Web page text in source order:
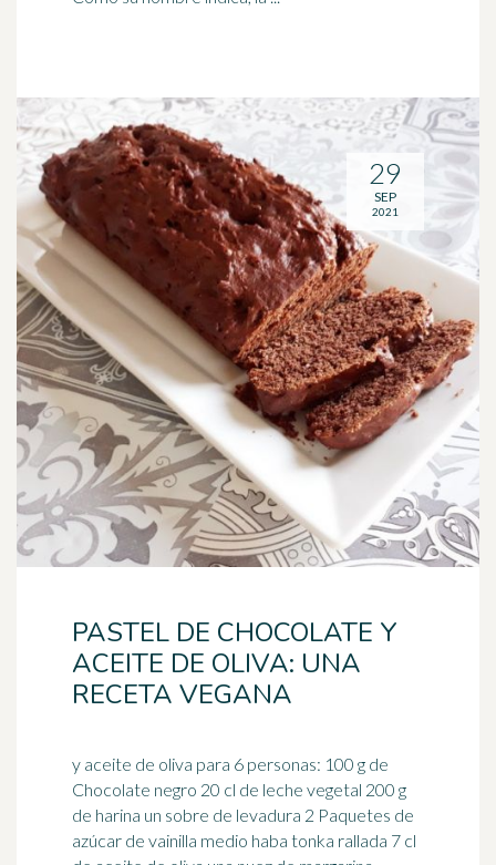
PASTEL DE CHOCOLATE Y
ACEITE DE OLIVA: UNA
RECETA VEGANA
y aceite de oliva para 6 personas: 100 g de
Chocolate negro 20 cl de leche vegetal 200 g
de harina un sobre de levadura 2 Paquetes de
azúcar de vainilla medio haba tonka rallada 7 cl
29
SEP
2021